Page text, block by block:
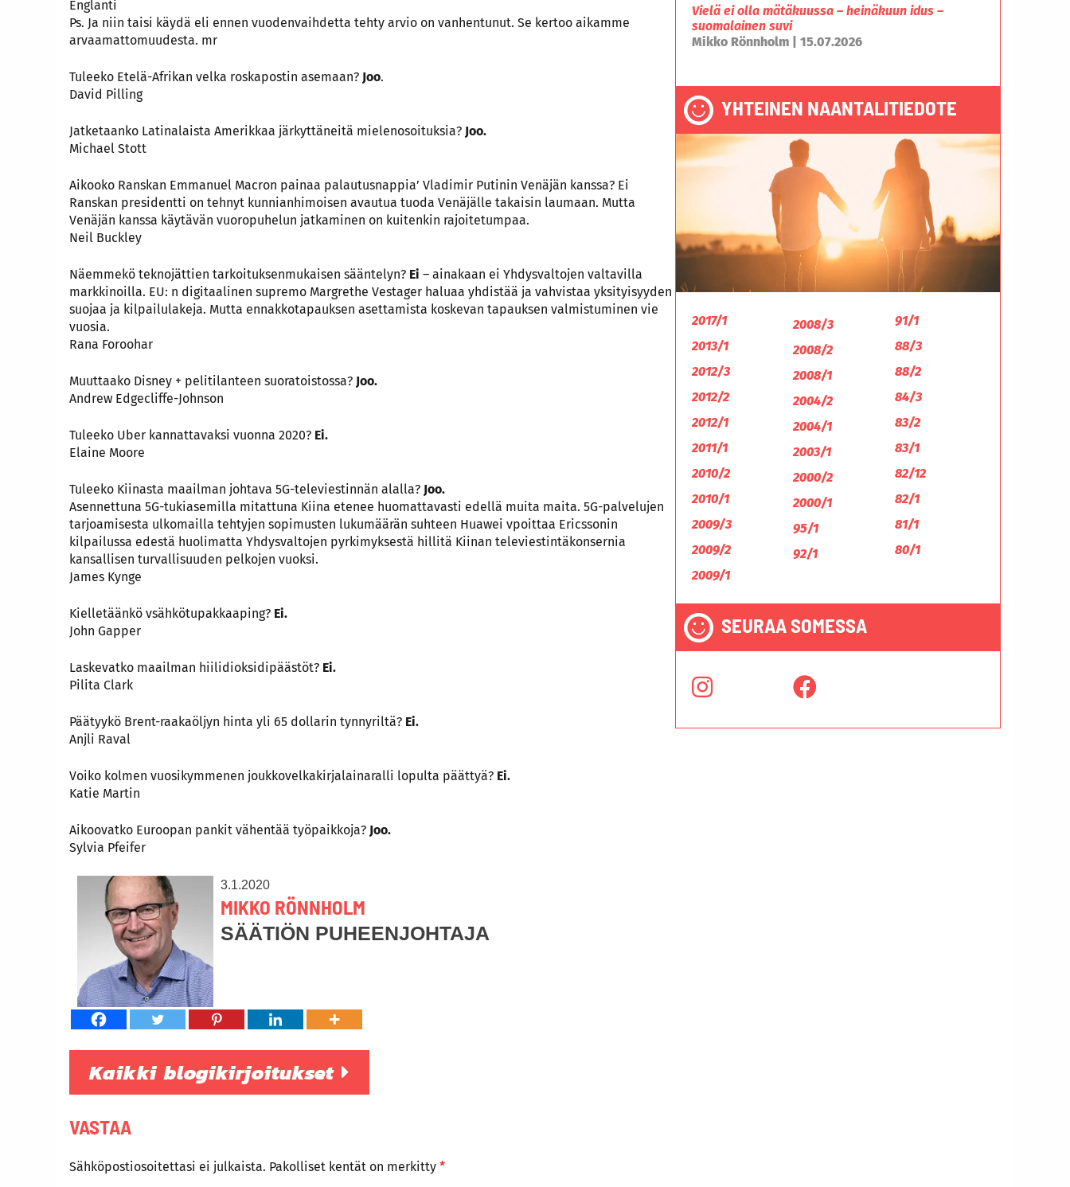
Englanti
Ps. Ja niin taisi käydä eli ennen vuodenvaihdetta tehty arvio on vanhentunut. Se kertoo aikamme
arvaamattomuudesta. mr
Tuleeko Etelä-Afrikan velka roskapostin asemaan? Joo.
David Pilling
Jatketaanko Latinalaista Amerikkaa järkyttäneitä mielenosoituksia? Joo.
Michael Stott
Aikooko Ranskan Emmanuel Macron painaa palautusnappia’ Vladimir Putinin Venäjän kanssa? Ei
Ranskan presidentti on tehnyt kunnianhimoisen avautua tuoda Venäjälle takaisin laumaan. Mutta
Venäjän kanssa käytävän vuoropuhelun jatkaminen on kuitenkin rajoitetumpaa.
Neil Buckley
Näemmekö teknojättien tarkoituksenmukaisen sääntelyn? Ei – ainakaan ei Yhdysvaltojen valtavilla
markkinoilla. EU: n digitaalinen supremo Margrethe Vestager haluaa yhdistää ja vahvistaa yksityisyyden
suojaa ja kilpailulakeja. Mutta ennakkotapauksen asettamista koskevan tapauksen valmistuminen vie
vuosia.
Rana Foroohar
Muuttaako Disney + pelitilanteen suoratoistossa? Joo.
Andrew Edgecliffe-Johnson
Tuleeko Uber kannattavaksi vuonna 2020? Ei.
Elaine Moore
Tuleeko Kiinasta maailman johtava 5G-televiestinnän alalla? Joo.
Asennettuna 5G-tukiasemilla mitattuna Kiina etenee huomattavasti edellä muita maita. 5G-palvelujen
tarjoamisesta ulkomailla tehtyjen sopimusten lukumäärän suhteen Huawei vpoittaa Ericssonin
kilpailussa edestä huolimatta Yhdysvaltojen pyrkimyksestä hillitä Kiinan televiestintäkonsernia
kansallisen turvallisuuden pelkojen vuoksi.
James Kynge
Kielletäänkö vsähkötupakkaaping? Ei.
John Gapper
Laskevatko maailman hiilidioksidipäästöt? Ei.
Pilita Clark
Päätyykö Brent-raakaöljyn hinta yli 65 dollarin tynnyriltä? Ei.
Anjli Raval
Voiko kolmen vuosikymmenen joukkovelkakirjalainaralli lopulta päättyä? Ei.
Katie Martin
Aikoovatko Euroopan pankit vähentää työpaikkoja? Joo.
Sylvia Pfeifer
3.1.2020
MIKKO RÖNNHOLM
SÄÄTIÖN PUHEENJOHTAJA
Kaikki blogikirjoitukset
VASTAA
Sähköpostiosoitettasi ei julkaista. Pakolliset kentät on merkitty *
Vielä ei olla mätäkuussa – heinäkuun idus –
suomalainen suvi
Mikko Rönnholm | 15.07.2026
YHTEINEN NAANTALITIEDOTE
2017/1
2013/1
2012/3
2012/2
2012/1
2011/1
2010/2
2010/1
2009/3
2009/2
2009/1
2008/3
2008/2
2008/1
2004/2
2004/1
2003/1
2000/2
2000/1
95/1
92/1
91/1
88/3
88/2
84/3
83/2
83/1
82/12
82/1
81/1
80/1
SEURAA SOMESSA